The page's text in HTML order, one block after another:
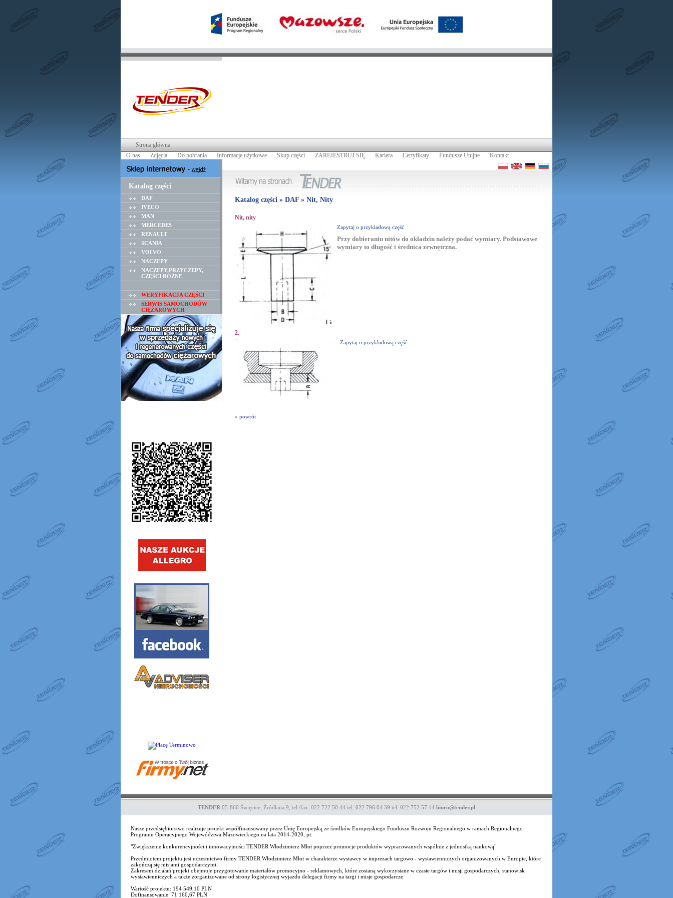
Strona główna
O nas
Zdjęcia Do pobrania Informacje użytkowe Skup części ZAREJESTRUJ SIĘ Kariera Certyfikaty Fundusze Unijne Kontakt
Katalog części
DAF
IVECO
MAN
MERCEDES
RENAULT
SCANIA
VOLVO
NACZEPY
NACZEPY,PRZYCZEPY,
CZĘŚCI RÓŻNE
WERYFIKACJA CZĘŚCI
SERWIS SAMOCHODÓW
CIĘŻAROWYCH
Katalog części » DAF » Nit, Nity
Nit, nity
Zapytaj o przykładową część
Przy dobieraniu nitów do okładzin należy podać wymiary. Podstawowe
wymiary to długość i średnica zewnętrzna.
2.
Zapytaj o przykładową część
» powrót
TENDER 05-860 Święcice Źródlana 9 tel./fax: 022 722 50 44 tel. 022 796 04 39 tel. 022 752 57 14 biuro@tender.pl
Nasze przedsiębiorstwo realizuje projekt współfinansowany przez Unię Europejską ze środków Europejskiego Funduszu Rozwoju Regionalnego w ramach Regionalnego
Programu Operacyjnego Województwa Mazowieckiego na lata 2014-2020, pt:
"Zwiększenie konkurencyjności i innowacyjności TENDER Włodzimierz Młot poprzez promocje produktów wypracowanych wspólnie z jednostką naukową"
Przedmiotem projektu jest uczestnictwo firmy TENDER Włodzimierz Młot w charakterze wystawcy w imprezach targowo - wystawienniczych organizowanych w Europie, które
zakończą się misjami gospodarczymi.
Zakresem działań projekt obejmuje przygotowanie materiałów promocyjno - reklamowych, które zostaną wykorzystane w czasie targów i misji gospodarczych, stanowisk
wystawienniczych a także zorganizowane od strony logistycznej wyjazdu delegacji firmy na targi i misje gospodarcze.
Wartość projektu: 194 549,10 PLN
Dofinansowanie: 71 160,67 PLN